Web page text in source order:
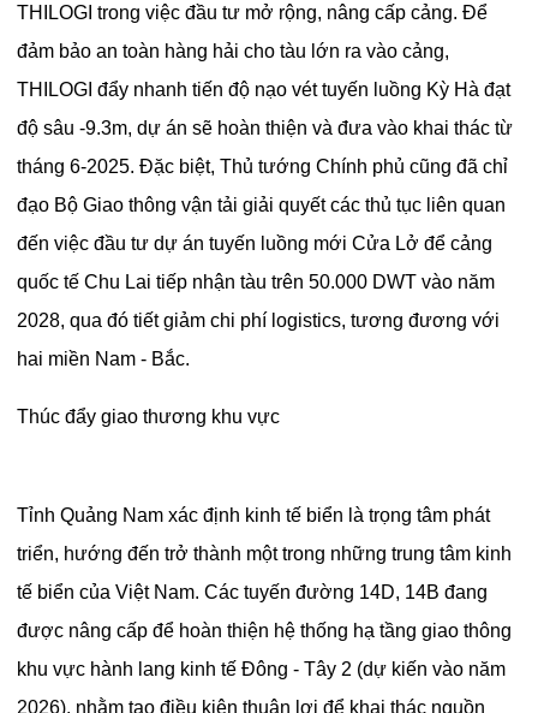
THILOGI trong việc đầu tư mở rộng, nâng cấp cảng. Để
đảm bảo an toàn hàng hải cho tàu lớn ra vào cảng,
THILOGI đẩy nhanh tiến độ nạo vét tuyến luồng Kỳ Hà đạt
độ sâu -9.3m, dự án sẽ hoàn thiện và đưa vào khai thác từ
tháng 6-2025. Đặc biệt, Thủ tướng Chính phủ cũng đã chỉ
đạo Bộ Giao thông vận tải giải quyết các thủ tục liên quan
đến việc đầu tư dự án tuyến luồng mới Cửa Lở để cảng
quốc tế Chu Lai tiếp nhận tàu trên 50.000 DWT vào năm
2028, qua đó tiết giảm chi phí logistics, tương đương với
hai miền Nam - Bắc.
Thúc đẩy giao thương khu vực
Tỉnh Quảng Nam xác định kinh tế biển là trọng tâm phát
triển, hướng đến trở thành một trong những trung tâm kinh
tế biển của Việt Nam. Các tuyến đường 14D, 14B đang
được nâng cấp để hoàn thiện hệ thống hạ tầng giao thông
khu vực hành lang kinh tế Đông - Tây 2 (dự kiến vào năm
2026), nhằm tạo điều kiện thuận lợi để khai thác nguồn